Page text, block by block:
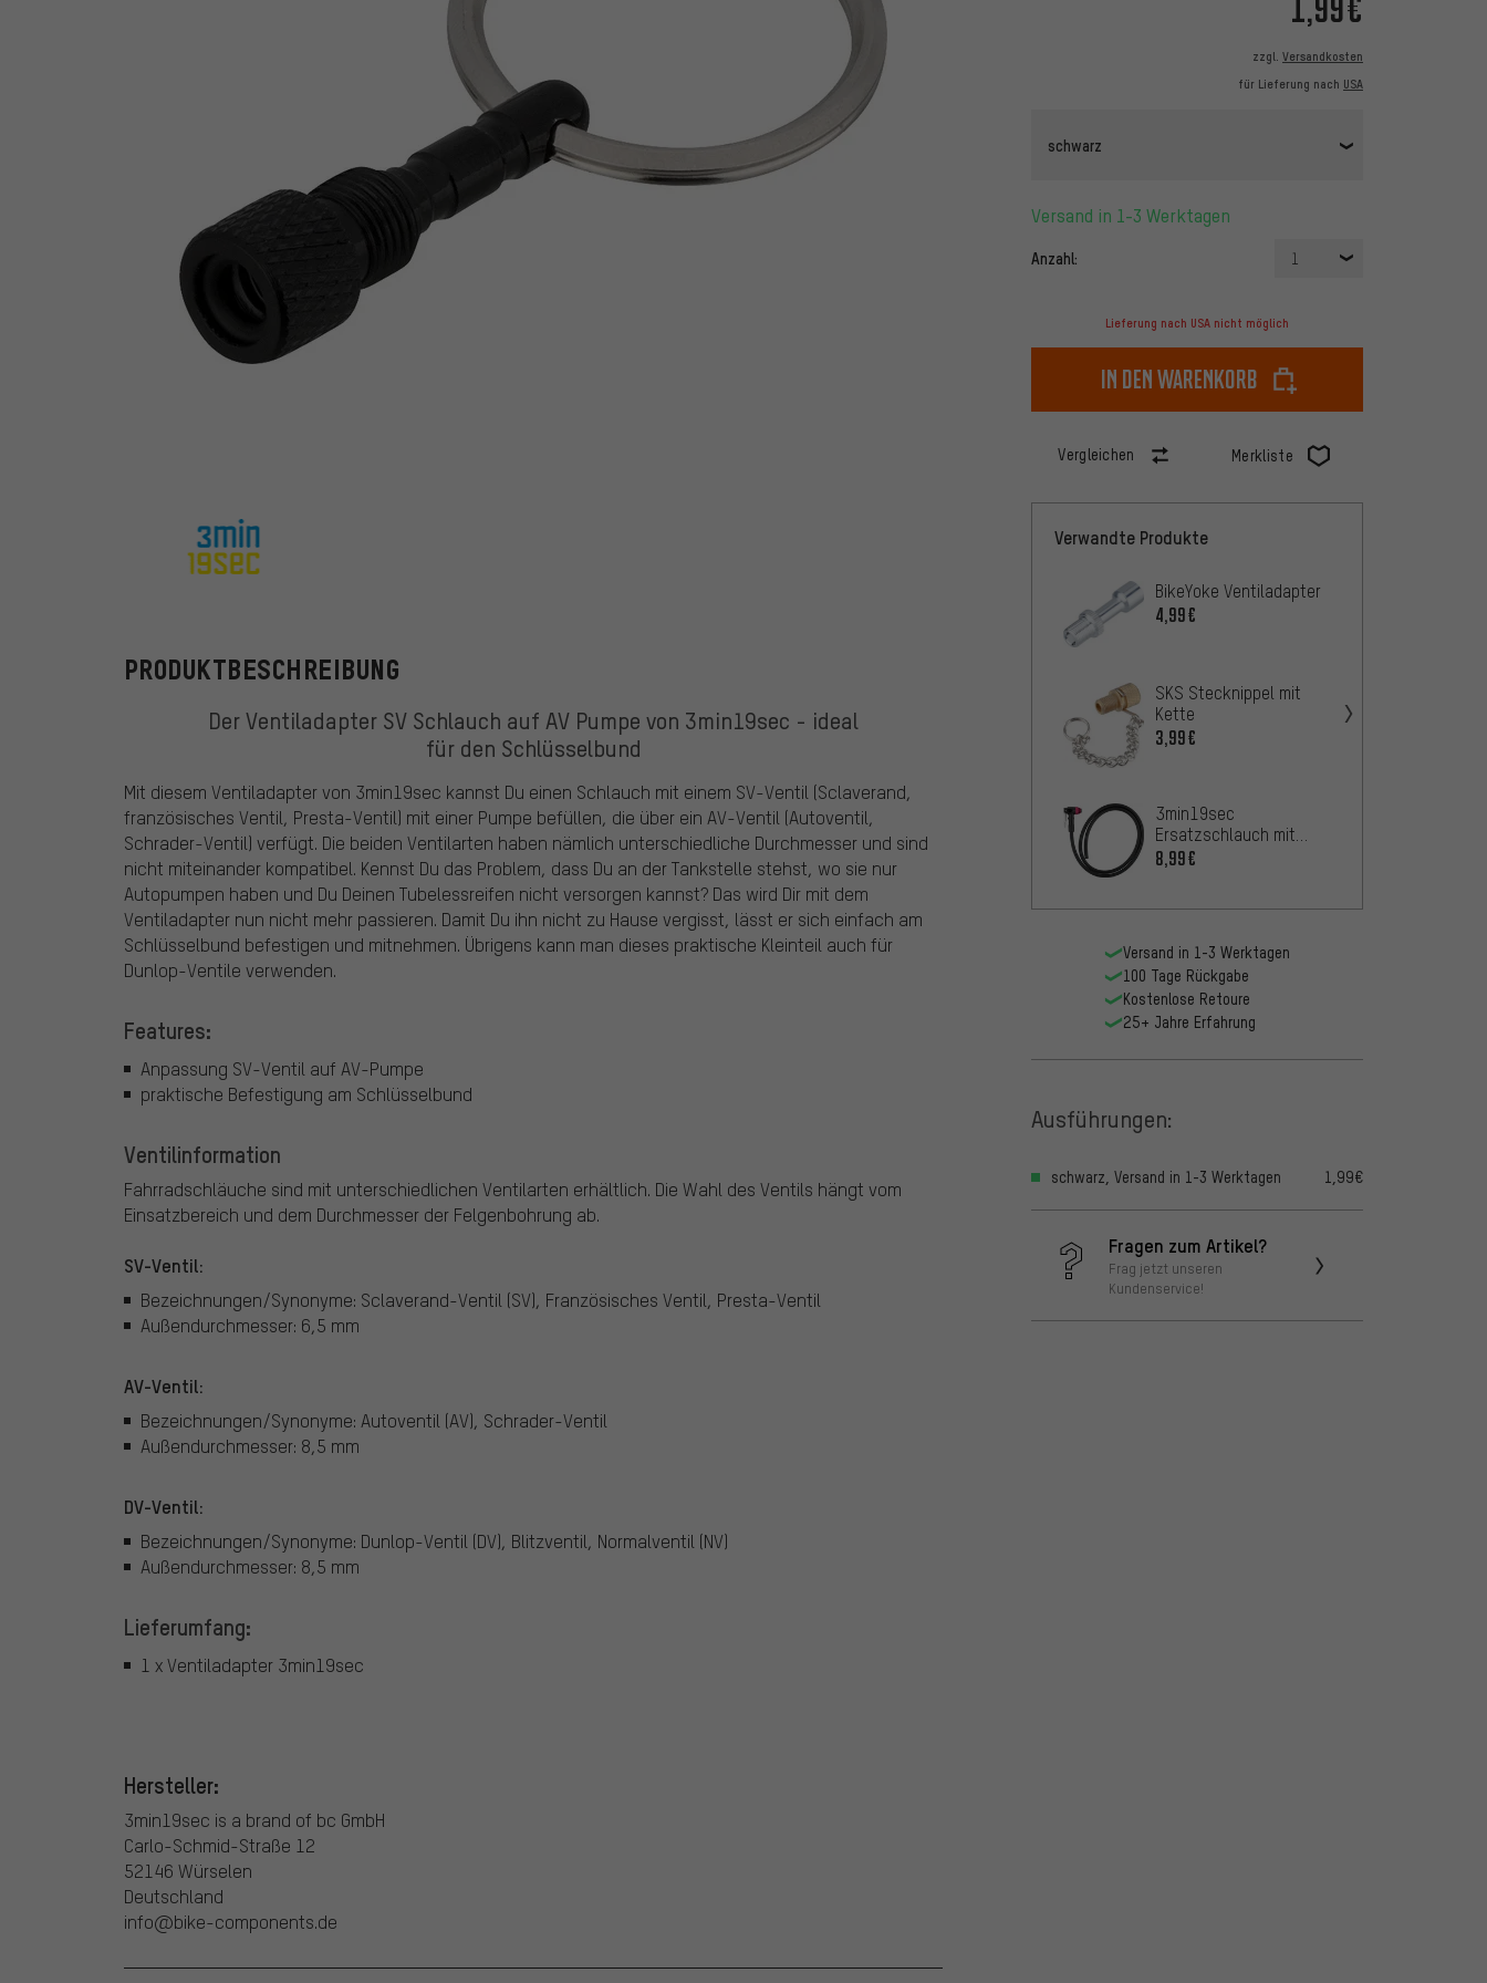
zzgl. Versandkosten
für Lieferung nach USA
schwarz
Versand in 1-3 Werktagen
Anzahl: 1
Lieferung nach USA nicht möglich
In den Warenkorb
Vergleichen Merkliste
PRODUKTBESCHREIBUNG
Der Ventiladapter SV Schlauch auf AV Pumpe von 3min19sec - ideal
für den Schlüsselbund
Mit diesem Ventiladapter von 3min19sec kannst Du einen Schlauch mit einem SV-Ventil (Sclaverand,
französisches Ventil, Presta-Ventil) mit einer Pumpe befüllen, die über ein AV-Ventil (Autoventil,
Schrader-Ventil) verfügt. Die beiden Ventilarten haben nämlich unterschiedliche Durchmesser und sind
nicht miteinander kompatibel. Kennst Du das Problem, dass Du an der Tankstelle stehst, wo sie nur
Autopumpen haben und Du Deinen Tubelessreifen nicht versorgen kannst? Das wird Dir mit dem
Ventiladapter nun nicht mehr passieren. Damit Du ihn nicht zu Hause vergisst, lässt er sich einfach am
Schlüsselbund befestigen und mitnehmen. Übrigens kann man dieses praktische Kleinteil auch für
Dunlop-Ventile verwenden.
Features:
Anpassung SV-Ventil auf AV-Pumpe
praktische Befestigung am Schlüsselbund
Ventilinformation
Fahrradschläuche sind mit unterschiedlichen Ventilarten erhältlich. Die Wahl des Ventils hängt vom
Einsatzbereich und dem Durchmesser der Felgenbohrung ab.
SV-Ventil:
Bezeichnungen/Synonyme: Sclaverand-Ventil (SV), Französisches Ventil, Presta-Ventil
Außendurchmesser: 6,5 mm
AV-Ventil:
Bezeichnungen/Synonyme: Autoventil (AV), Schrader-Ventil
Außendurchmesser: 8,5 mm
DV-Ventil:
Bezeichnungen/Synonyme: Dunlop-Ventil (DV), Blitzventil, Normalventil (NV)
Außendurchmesser: 8,5 mm
Lieferumfang:
1 x Ventiladapter 3min19sec
Hersteller:
3min19sec is a brand of bc GmbH
Carlo-Schmid-Straße 12
52146 Würselen
Deutschland
info@bike-components.de
Verwandte Produkte
BikeYoke Ventiladapter
4,99€
SKS Stecknippel mit
Kette
3,99€
3min19sec
Ersatzschlauch mit
Pumpenkopf für
8,99€
Versand in 1-3 Werktagen
100 Tage Rückgabe
Kostenlose Retoure
25+ Jahre Erfahrung
Ausführungen:
schwarz, Versand in 1-3 Werktagen 1,99€
Fragen zum Artikel?
Frag jetzt unseren
Kundenservice!